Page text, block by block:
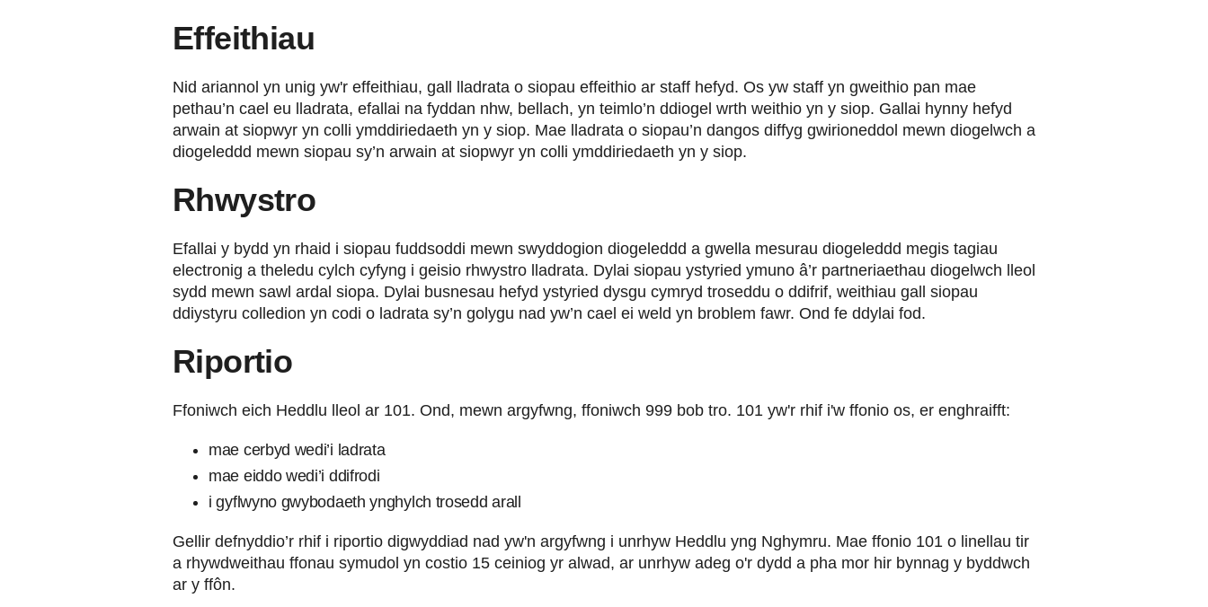
Effeithiau
Nid ariannol yn unig yw'r effeithiau, gall lladrata o siopau effeithio ar staff hefyd. Os yw staff yn gweithio pan mae
pethau’n cael eu lladrata, efallai na fyddan nhw, bellach, yn teimlo’n ddiogel wrth weithio yn y siop. Gallai hynny hefyd
arwain at siopwyr yn colli ymddiriedaeth yn y siop. Mae lladrata o siopau’n dangos diffyg gwirioneddol mewn diogelwch a
diogeleddd mewn siopau sy’n arwain at siopwyr yn colli ymddiriedaeth yn y siop.
Rhwystro
Efallai y bydd yn rhaid i siopau fuddsoddi mewn swyddogion diogeleddd a gwella mesurau diogeleddd megis tagiau
electronig a theledu cylch cyfyng i geisio rhwystro lladrata. Dylai siopau ystyried ymuno â’r partneriaethau diogelwch lleol
sydd mewn sawl ardal siopa. Dylai busnesau hefyd ystyried dysgu cymryd troseddu o ddifrif, weithiau gall siopau
ddiystyru colledion yn codi o ladrata sy’n golygu nad yw’n cael ei weld yn broblem fawr. Ond fe ddylai fod.
Riportio
Ffoniwch eich Heddlu lleol ar 101. Ond, mewn argyfwng, ffoniwch 999 bob tro. 101 yw'r rhif i'w ffonio os, er enghraifft:
mae cerbyd wedi’i ladrata
mae eiddo wedi’i ddifrodi
i gyflwyno gwybodaeth ynghylch trosedd arall
Gellir defnyddio’r rhif i riportio digwyddiad nad yw'n argyfwng i unrhyw Heddlu yng Nghymru. Mae ffonio 101 o linellau tir
a rhywdweithau ffonau symudol yn costio 15 ceiniog yr alwad, ar unrhyw adeg o'r dydd a pha mor hir bynnag y byddwch
ar y ffôn.